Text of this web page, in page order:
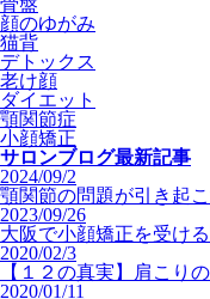
骨盤
顔のゆがみ
猫背
デトックス
老け顔
ダイエット
顎関節症
小顔矯正
サロンブログ最新記事
2024/09/2
顎関節の問題が引き起
2023/09/26
大阪で小顔矯正を受け
2020/02/3
【１２の真実】肩こり
2020/01/11